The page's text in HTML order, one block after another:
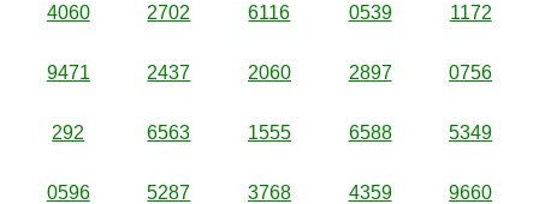
4060 2702 6116 0539 1172
9471 2437 2060 2897 0756
292 6563 1555 6588 5349
0596 5287 3768 4359 9660